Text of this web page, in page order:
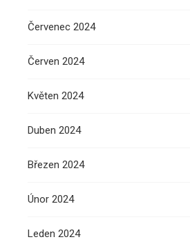
Červenec 2024
Červen 2024
Květen 2024
Duben 2024
Březen 2024
Únor 2024
Leden 2024